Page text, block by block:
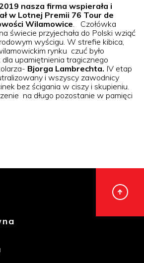
nasza firma wspierała i
w Lotnej Premii 76 Tour de
Wilamowice . Czołówka
świecie przyjechała do Polski wziąć
wyścigu. W strefie kibica,
rynku czuć było
upamiętnienia tragicznego
Bjorga Lambrechta. IV etap
i wszyscy zawodnicy
bez ścigania w ciszy i skupieniu.
na długo pozostanie w pamięci